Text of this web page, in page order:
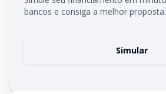
bancos e consiga a melhor proposta.
Simular